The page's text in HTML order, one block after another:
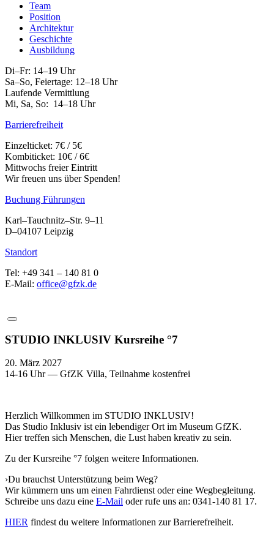
Team
Position
Architektur
Geschichte
Ausbildung
Di–Fr: 14–19 Uhr
Sa–So, Feiertage: 12–18 Uhr
Laufende Vermittlung
Mi, Sa, So: 14–18 Uhr
Barrierefreiheit
Einzelticket: 7€ / 5€
Kombiticket: 10€ / 6€
Mittwochs freier Eintritt
Wir freuen uns über Spenden!
Buchung Führungen
Karl–Tauchnitz–Str. 9–11
D–04107 Leipzig
Standort
Tel: +49 341 – 140 81 0
E-Mail: office@gfzk.de
STUDIO INKLUSIV Kursreihe °7
20. März 2027
14-16 Uhr — GfZK Villa, Teilnahme kostenfrei
Herzlich Willkommen im STUDIO INKLUSIV!
Das Studio Inklusiv ist ein lebendiger Ort im Museum GfZK.
Hier treffen sich Menschen, die Lust haben kreativ zu sein.
Zu der Kursreihe °7 folgen weitere Informationen.
›Du brauchst Unterstützung beim Weg?
Wir kümmern uns um einen Fahrdienst oder eine Wegbegleitung.
Schreibe uns dazu eine E-Mail oder rufe uns an: 0341-140 81 17.
HIER findest du weitere Informationen zur Barrierefreiheit.